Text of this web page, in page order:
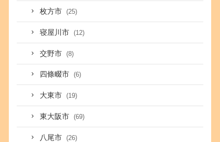
枚方市 (25)
寝屋川市 (12)
交野市 (8)
四條畷市 (6)
大東市 (19)
東大阪市 (69)
八尾市 (26)